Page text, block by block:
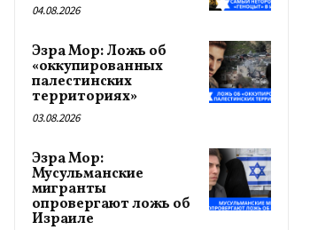
04.08.2026
Эзра Мор: Ложь об
«оккупированных
палестинских
территориях»
03.08.2026
Эзра Мор:
Мусульманские
мигранты
опровергают ложь об
Израиле